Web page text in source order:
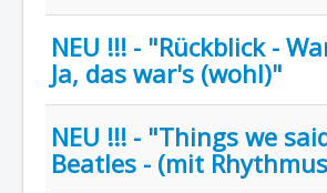
NEU !!! - "Rückblick -
Ja, das war's (wohl)"
NEU !!! - "Things we
Beatles - (mit